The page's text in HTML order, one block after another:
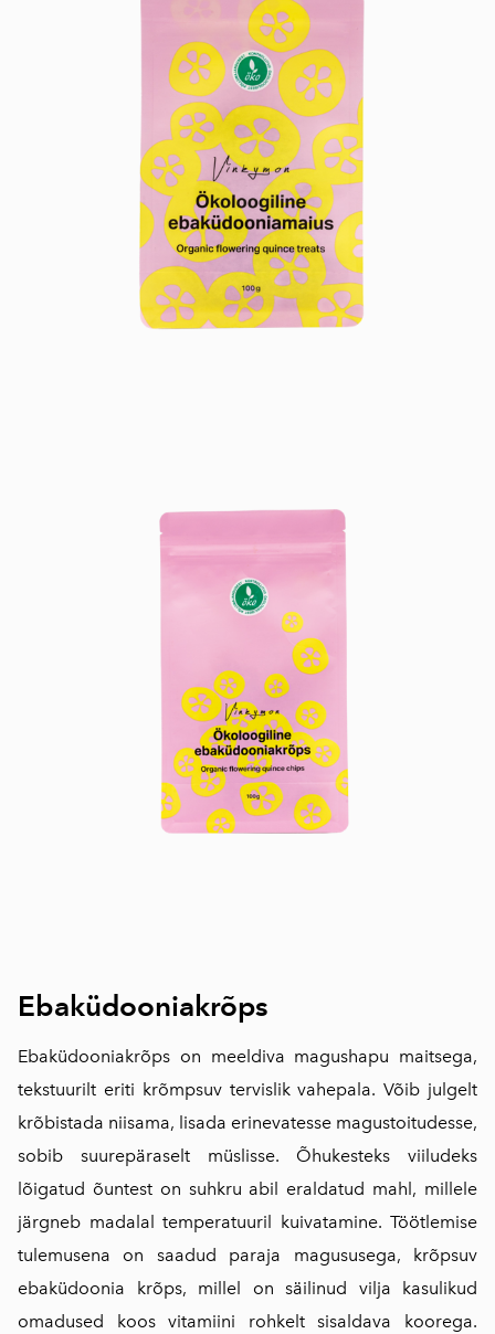
Ebaküdooniakrõps
Ebaküdooniakrõps on meeldiva magushapu maitsega,
tekstuurilt eriti krõmpsuv tervislik vahepala. Võib julgelt
krõbistada niisama, lisada erinevatesse magustoitudesse,
sobib suurepäraselt müslisse. Õhukesteks viiludeks
lõigatud õuntest on suhkru abil eraldatud mahl, millele
järgneb madalal temperatuuril kuivatamine. Töötlemise
tulemusena on saadud paraja magususega, krõpsuv
ebaküdoonia krõps, millel on säilinud vilja kasulikud
omadused koos vitamiini rohkelt sisaldava koorega.